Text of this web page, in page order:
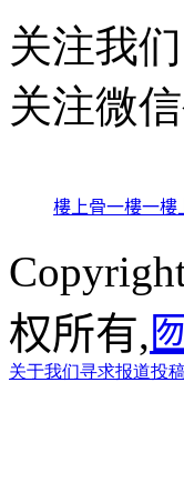
关注我们
关注微
樓上骨一樓一樓
权所有,
关于我们寻求报道投